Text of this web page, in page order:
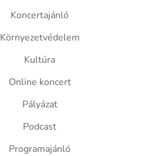
Koncertajánló
Környezetvédelem
Kultúra
Online koncert
Pályázat
Podcast
Programajánló